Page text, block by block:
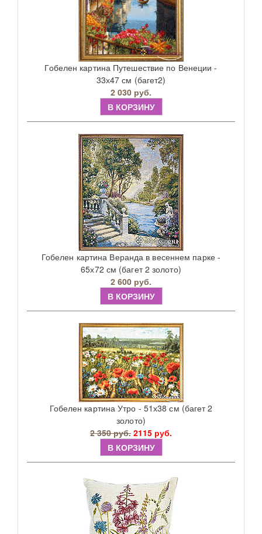
Гобелен картина Путешествие по Венеции -
33х47 см (багет2)
2 030 руб.
В КОРЗИНУ
Гобелен картина Веранда в весеннем парке -
65х72 см (багет 2 золото)
2 600 руб.
В КОРЗИНУ
Гобелен картина Утро - 51х38 см (багет 2
золото)
2 350 руб. 2115 руб.
В КОРЗИНУ